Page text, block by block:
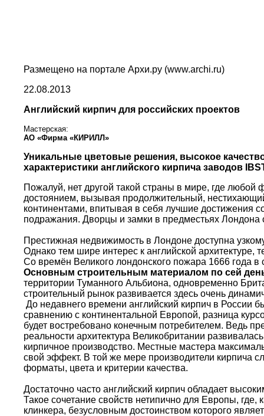
Размещено на портале Архи.ру (www.archi.ru)
22.08.2013
Английский кирпич для российских проектов
Мастерская:
АО «Фирма «КИРИЛЛ»
Уникальные цветовые решения, высокое
характеристики английского кирпича заводов
Пожалуй, нет другой такой страны в мире, где любой
достоянием, вызывая продолжительный,
континентами, впитывая в себя лучшие достижения
подражания. Дворцы и замки в предместьях Лондона
Престижная недвижимость в Лондоне доступна
Однако тем шире интерес к английской архитектуре,
Со времён Великого лондонского пожара 1666 года
Основным строительным материалом по сей
территории Туманного Альбиона, одновременно
строительный рынок развивается здесь очень
До недавнего времени английский кирпич в России
сравнению с континентальной Европой, разница
будет востребовано конечным потребителем. Ведь
реальности архитектура Великобритании
кирпичное производство. Местные мастера
свой эффект. В той же мере производители кирпича
форматы, цвета и критерии качества.
Достаточно часто английский кирпич обладает
Такое сочетание свойств нетипично для Европы, где,
клинкера, безусловным достоинством которого